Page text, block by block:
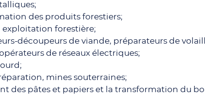
des produits forestiers;
exploitation forestière;
découpeurs de viande, préparateurs de
de réseaux électriques;
mines souterraines;
des pâtes et papiers et la transformation du